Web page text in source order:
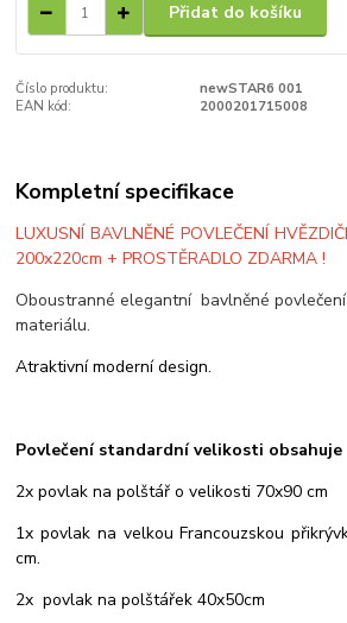
Přidat do košíku
Číslo produktu:
newSTAR6 001
EAN kód:
2000201715008
Kompletní specifikace
LUXUSNÍ BAVLNĚNÉ POVLEČENÍ
200x220cm + PROSTĚRADLO ZDARMA !
Oboustranné elegantní bavlněné
materiálu.
Atraktivní moderní design.
Povlečení standardní velikosti obsahuje
2x povlak na polštář o velikosti 70x90 cm
1x povlak na velkou Francouzskou
cm.
2x povlak na polštářek 40x50cm